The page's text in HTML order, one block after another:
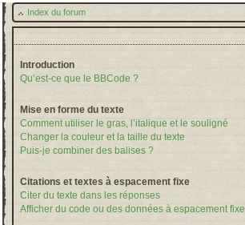
Index du forum
Introduction
Qu’est-ce que le BBCode ?
Mise en forme du texte
Comment utiliser le gras, l’italique et le souligné
Changer la couleur et la taille du texte
Puis-je combiner des balises ?
Citations et textes à espacement fixe
Citer du texte dans les réponses
Afficher du code ou des données à espacement fixe